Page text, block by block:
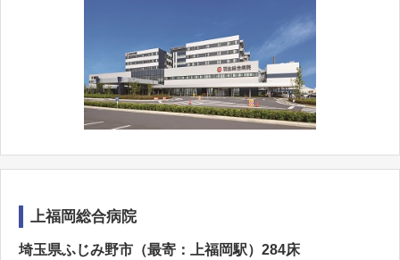
上福岡総合病院
埼玉県ふじみ野市（最寄：上福岡駅）284床